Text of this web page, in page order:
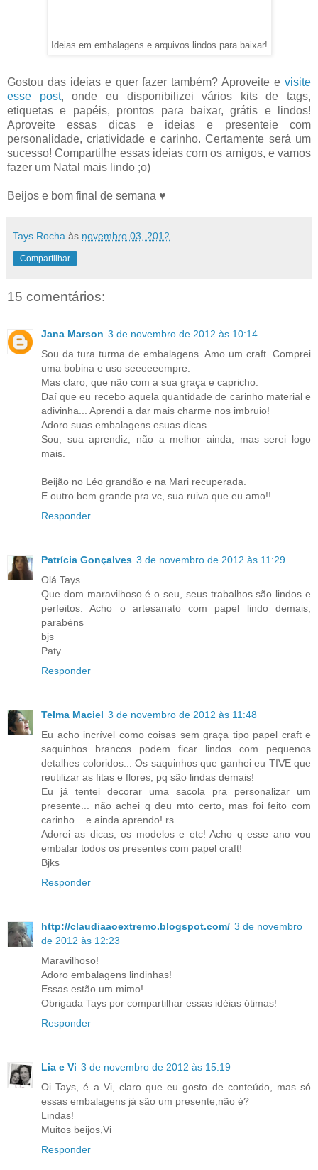
Ideias em embalagens e arquivos lindos para baixar!
Gostou das ideias e quer fazer também? Aproveite e visite
esse post, onde eu disponibilizei vários kits de tags,
etiquetas e papéis, prontos para baixar, grátis e lindos!
Aproveite essas dicas e ideias e presenteie com
personalidade, criatividade e carinho. Certamente será um
sucesso! Compartilhe essas ideias com os amigos, e vamos
fazer um Natal mais lindo ;o)
Beijos e bom final de semana ♥
Tays Rocha às novembro 03, 2012
Compartilhar
15 comentários:
Jana Marson 3 de novembro de 2012 às 10:14
Sou da tura turma de embalagens. Amo um craft. Comprei
uma bobina e uso seeeeeempre.
Mas claro, que não com a sua graça e capricho.
Daí que eu recebo aquela quantidade de carinho material e
adivinha... Aprendi a dar mais charme nos imbruio!
Adoro suas embalagens esuas dicas.
Sou, sua aprendiz, não a melhor ainda, mas serei logo
mais.
Beijão no Léo grandão e na Mari recuperada.
E outro bem grande pra vc, sua ruiva que eu amo!!
Responder
Patrícia Gonçalves 3 de novembro de 2012 às 11:29
Olá Tays
Que dom maravilhoso é o seu, seus trabalhos são lindos e
perfeitos. Acho o artesanato com papel lindo demais,
parabéns
bjs
Paty
Responder
Telma Maciel 3 de novembro de 2012 às 11:48
Eu acho incrível como coisas sem graça tipo papel craft e
saquinhos brancos podem ficar lindos com pequenos
detalhes coloridos... Os saquinhos que ganhei eu TIVE que
reutilizar as fitas e flores, pq são lindas demais!
Eu já tentei decorar uma sacola pra personalizar um
presente... não achei q deu mto certo, mas foi feito com
carinho... e ainda aprendo! rs
Adorei as dicas, os modelos e etc! Acho q esse ano vou
embalar todos os presentes com papel craft!
Bjks
Responder
http://claudiaaoextremo.blogspot.com/ 3 de novembro
de 2012 às 12:23
Maravilhoso!
Adoro embalagens lindinhas!
Essas estão um mimo!
Obrigada Tays por compartilhar essas idéias ótimas!
Responder
Lia e Vi 3 de novembro de 2012 às 15:19
Oi Tays, é a Vi, claro que eu gosto de conteúdo, mas só
essas embalagens já são um presente,não é?
Lindas!
Muitos beijos,Vi
Responder